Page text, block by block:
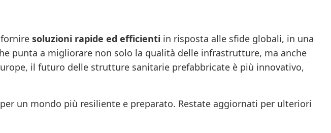
soluzioni rapide ed efficienti in risposta alle sfide globali, in una
punta a migliorare non solo la qualità delle infrastrutture, ma anche
il futuro delle strutture sanitarie prefabbricate è più innovativo,
un mondo più resiliente e preparato. Restate aggiornati per ulteriori